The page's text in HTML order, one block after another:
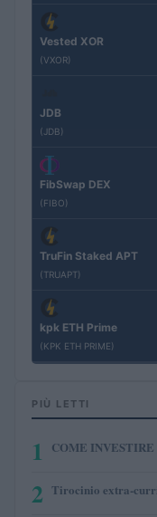
Vested XOR
(VXOR)
JDB
(JDB)
FibSwap DEX
(FIBO)
TruFin Staked APT
(TRUAPT)
kpk ETH Prime
(KPK ETH PRIME)
PIÙ LETTI
1 COME INVESTIRE
2 Tirocinio extra-